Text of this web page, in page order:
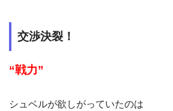
交渉決裂！
“戦力”
シュベルが欲しがっていたのは